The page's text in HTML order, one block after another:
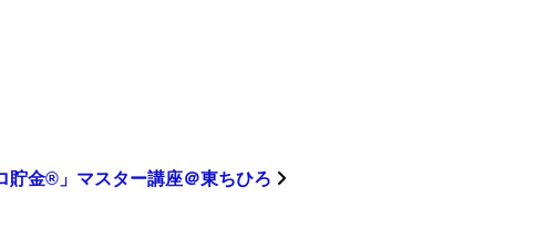
貯金®︎」マスター講座＠東ちひろ